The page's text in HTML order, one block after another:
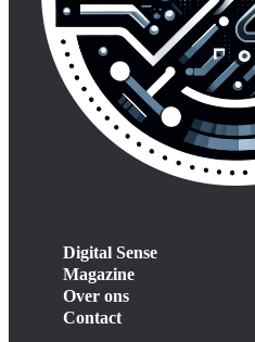
Digital Sense
Magazine
Over ons
Contact